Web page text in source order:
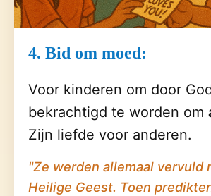
4. Bid om moed:
Voor kinderen om door
bekrachtigd te worden om
Zijn liefde voor anderen.
"Ze werden allemaal vervuld
Heilige Geest. Toen